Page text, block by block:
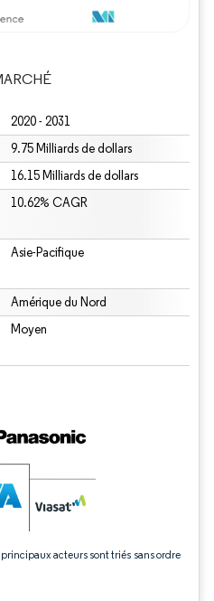
2020 - 2031
9.75 Milliards de dollars
16.15 Milliards de dollars
10.62% CAGR
Asie-Pacifique
Amérique du Nord
Moyen
acteurs sont triés sans ordre
nécessite une attribution sous CC